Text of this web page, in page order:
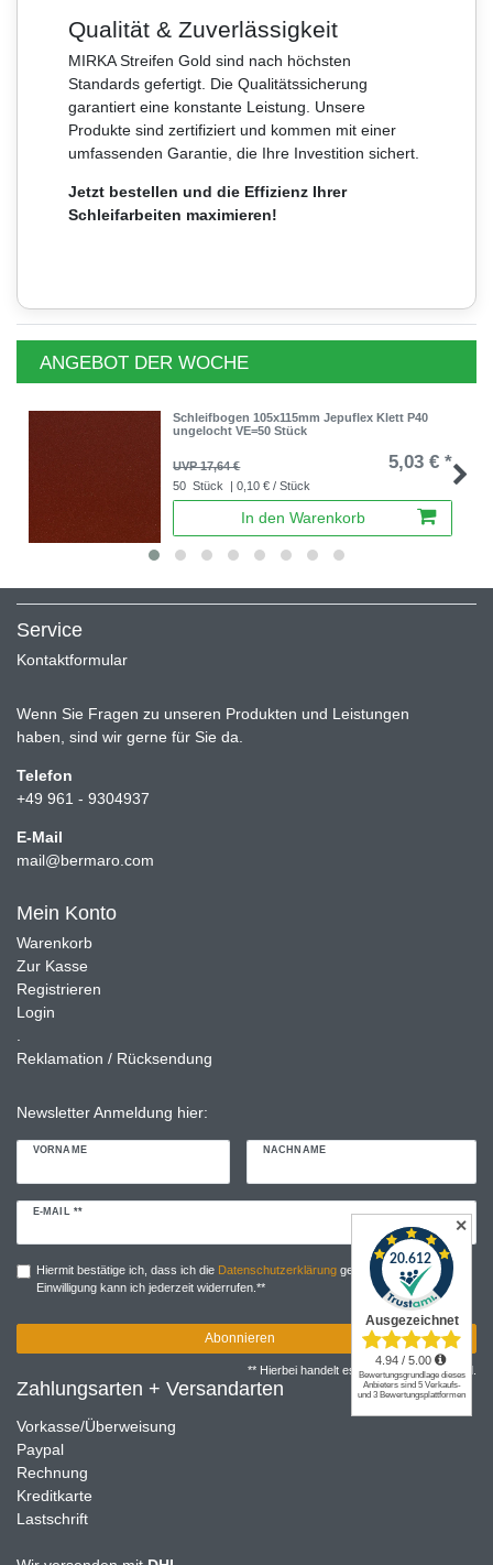
Qualität & Zuverlässigkeit
MIRKA Streifen Gold sind nach höchsten
Standards gefertigt. Die Qualitätssicherung
garantiert eine konstante Leistung. Unsere
Produkte sind zertifiziert und kommen mit einer
umfassenden Garantie, die Ihre Investition sichert.
Jetzt bestellen und die Effizienz Ihrer
Schleifarbeiten maximieren!
ANGEBOT DER WOCHE
Schleifbogen 105x115mm Jepuflex Klett P40
ungelocht VE=50 Stück
UVP 17,64 € 5,03 € *
50 Stück | 0,10 € / Stück
In den Warenkorb
Service
Kontaktformular
Wenn Sie Fragen zu unseren Produkten und Leistungen
haben, sind wir gerne für Sie da.
Telefon
+49 961 - 9304937
E-Mail
mail@bermaro.com
Mein Konto
Warenkorb
Zur Kasse
Registrieren
Login
Reklamation / Rücksendung
Newsletter Anmeldung hier:
VORNAME NACHNAME
E-MAIL **
Newsletter
Hiermit bestätige ich, dass ich die Daten­schutz­erklärunggelesen habe. Meine
Einwilligung kann ich jederzeit widerrufen.**
Abonnieren
** Hierbei handelt es sich um ein Pflichtfeld.
Zahlungsarten + Versandarten
Vorkasse/Überweisung
Paypal
Rechnung
Kreditkarte
Lastschrift
✕